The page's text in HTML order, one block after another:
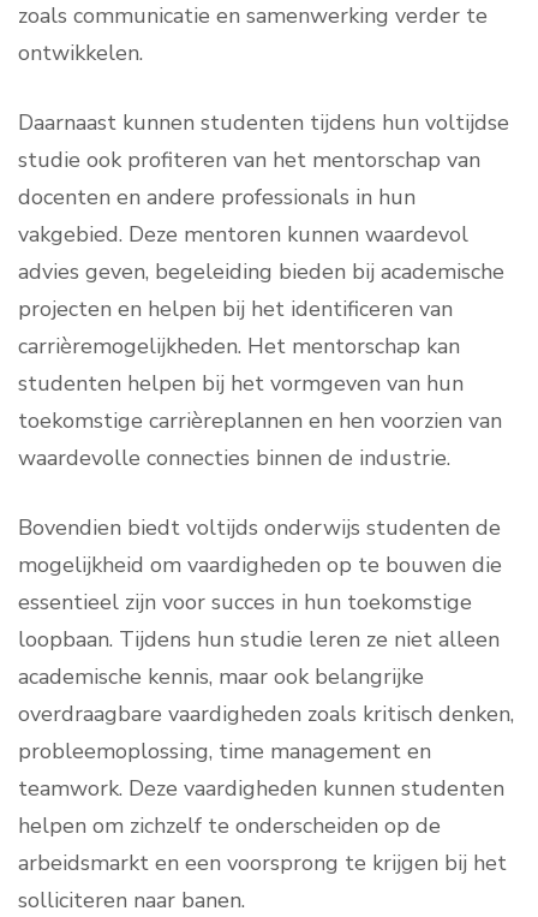
zoals communicatie en samenwerking verder te
ontwikkelen.
Daarnaast kunnen studenten tijdens hun voltijdse
studie ook profiteren van het mentorschap van
docenten en andere professionals in hun
vakgebied. Deze mentoren kunnen waardevol
advies geven, begeleiding bieden bij academische
projecten en helpen bij het identificeren van
carrièremogelijkheden. Het mentorschap kan
studenten helpen bij het vormgeven van hun
toekomstige carrièreplannen en hen voorzien van
waardevolle connecties binnen de industrie.
Bovendien biedt voltijds onderwijs studenten de
mogelijkheid om vaardigheden op te bouwen die
essentieel zijn voor succes in hun toekomstige
loopbaan. Tijdens hun studie leren ze niet alleen
academische kennis, maar ook belangrijke
overdraagbare vaardigheden zoals kritisch denken,
probleemoplossing, time management en
teamwork. Deze vaardigheden kunnen studenten
helpen om zichzelf te onderscheiden op de
arbeidsmarkt en een voorsprong te krijgen bij het
solliciteren naar banen.